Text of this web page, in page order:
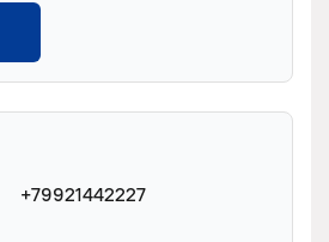
+79921442227